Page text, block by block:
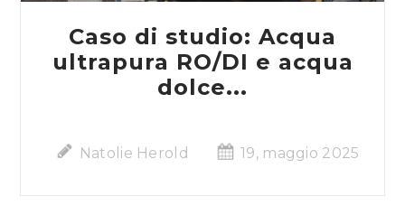
Caso di studio: Acqua
ultrapura RO/DI e acqua
dolce...
Natolie Herold 19, maggio 2025